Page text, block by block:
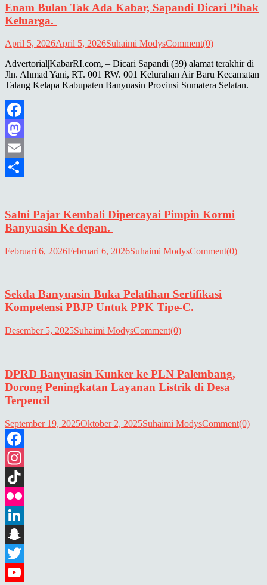
Enam Bulan Tak Ada Kabar, Sapandi Dicari Pihak
Keluarga.
April 5, 2026April 5, 2026Suhaimi ModysComment(0)
Advertorial|KabarRI.com, – Dicari Sapandi (39) alamat terakhir di
Jln. Ahmad Yani, RT. 001 RW. 001 Kelurahan Air Baru Kecamatan
Talang Kelapa Kabupaten Banyuasin Provinsi Sumatera Selatan.
Facebook
Mastodon
Email
Salni Pajar Kembali Dipercayai Pimpin Kormi
Banyuasin Ke depan.
Februari 6, 2026Februari 6, 2026Suhaimi ModysComment(0)
Sekda Banyuasin Buka Pelatihan Sertifikasi
Kompetensi PBJP Untuk PPK Tipe-C.
Desember 5, 2025Suhaimi ModysComment(0)
DPRD Banyuasin Kunker ke PLN Palembang,
Dorong Peningkatan Layanan Listrik di Desa
Terpencil
September 19, 2025Oktober 2, 2025Suhaimi ModysComment(0)
Facebook
Instagram
TikTok
Flickr
LinkedIn
Snapchat
Twitter